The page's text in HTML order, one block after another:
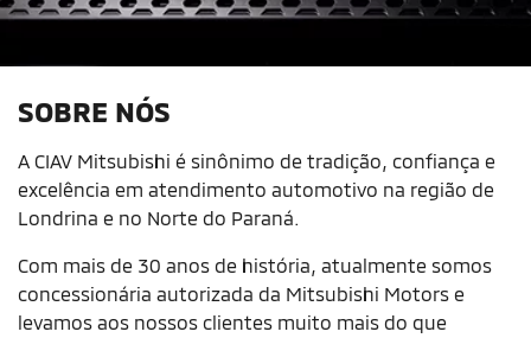
SOBRE NÓS
A CIAV Mitsubishi é sinônimo de tradição, confiança e
excelência em atendimento automotivo na região de
Londrina e no Norte do Paraná.
Com mais de 30 anos de história, atualmente somos
concessionária autorizada da Mitsubishi Motors e
levamos aos nossos clientes muito mais do que